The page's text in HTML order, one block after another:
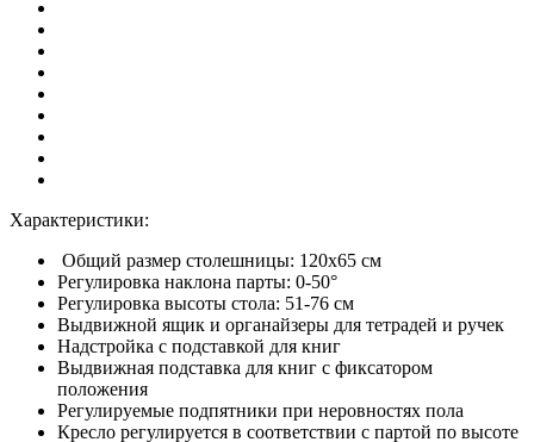
Характеристики:
Общий размер столешницы: 120x65 см
Регулировка наклона парты: 0-50°
Регулировка высоты стола: 51-76 см
Выдвижной ящик и органайзеры для тетрадей и ручек
Надстройка с подставкой для книг
Выдвижная подставка для книг с фиксатором
положения
Регулируемые подпятники при неровностях пола
Кресло регулируется в соответствии с партой по высоте